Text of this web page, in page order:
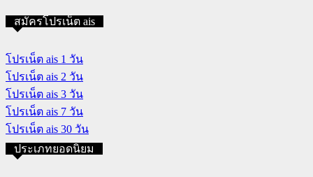
สมัครโปรเน็ต ais
โปรเน็ต ais 1 วัน
โปรเน็ต ais 2 วัน
โปรเน็ต ais 3 วัน
โปรเน็ต ais 7 วัน
โปรเน็ต ais 30 วัน
ประเภทยอดนิยม